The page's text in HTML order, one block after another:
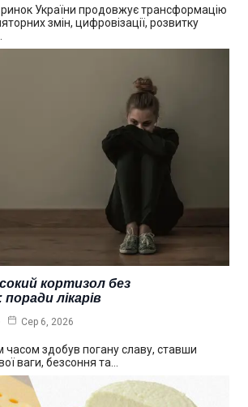
України продовжує трансформацію
змін, цифровізації, розвитку
кортизол без
лікарів
Сер 6, 2026
часом здобув погану славу, ставши
ваги, безсоння та…